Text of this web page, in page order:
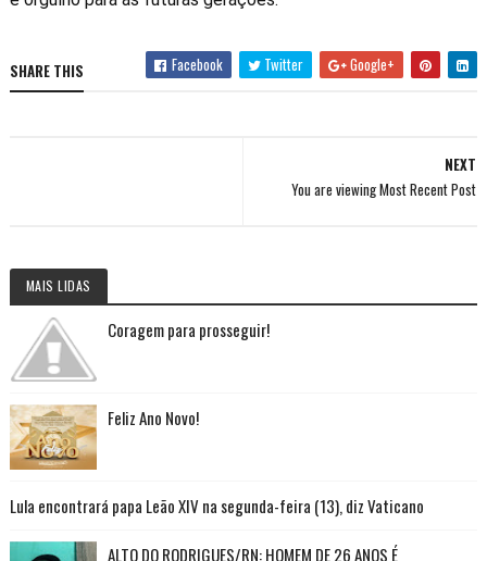
SHARE THIS Facebook Twitter Google+
NEXT
You are viewing Most Recent Post
MAIS LIDAS
Coragem para prosseguir!
Feliz Ano Novo!
Lula encontrará papa Leão XIV na segunda-feira (13), diz Vaticano
ALTO DO RODRIGUES/RN: HOMEM DE 26 ANOS É